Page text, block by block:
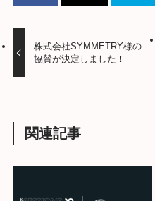
株式会社SYMMETRY様の
協賛が決定しました！
関連記事